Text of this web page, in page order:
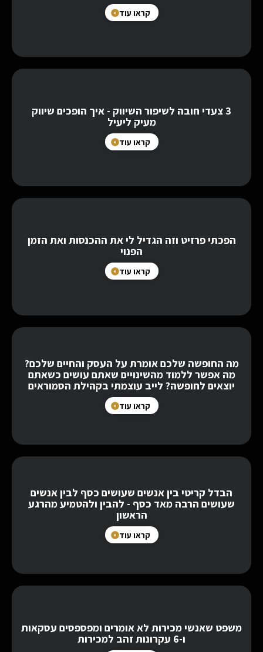
קראו עוד
3 צעדי חובה לשיפור השיווק - איך הופכים שיווק
מעיק ליעיל
קראו עוד
הפכתי פרזיט וזה הגדיל לי את ההכנסות ואת הזמן
הפנוי
קראו עוד
מה החופשה שלכם אומרת על העסק והחיים שלכם?
מה אפשר ללמוד מהשינויים שאתם עושים כשאתם
יוצאים לחופשה? לייב עוצמתי בקהילת הסמוראים
קראו עוד
הבדל קריטי בין אנשים שעושים כסף לבין אנשים
שעושים הרבה מאד כסף - להבין ולהטמיע מהרגע
הראשון
קראו עוד
משפט שאנשי מכירות לא אומרים ומפספסים עסקאות
ו-6 עקרונות זהב למכירות